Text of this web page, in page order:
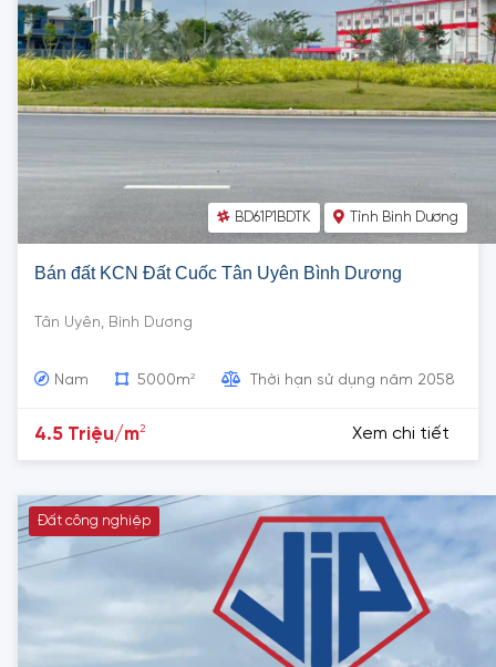
BD61P1BDTK Tỉnh Bình Dương
Bán đất KCN Đất Cuốc Tân Uyên Bình Dương
Tân Uyên, Bình Dương
Nam 5000m2 Thời hạn sử dụng năm 2058
4.5 Triệu/m2 Xem chi tiết
Đất công nghiệp